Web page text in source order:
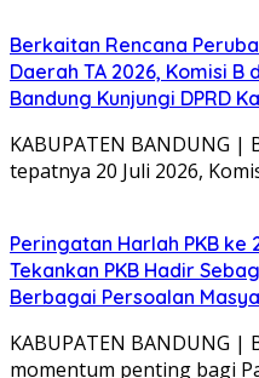
Berkaitan Rencana
Daerah TA 2026, Komisi B
Bandung Kunjungi DPRD
KABUPATEN BANDUNG |
tepatnya 20 Juli 2026,
Peringatan Harlah PKB ke
Tekankan PKB Hadir
Berbagai Persoalan
KABUPATEN BANDUNG |
momentum penting bagi